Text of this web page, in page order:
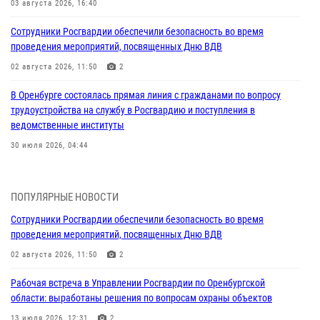
03 августа 2026, 16:40
Сотрудники Росгвардии обеспечили безопасность во время
проведения мероприятий, посвященных Дню ВДВ
02 августа 2026, 11:50 2
В Оренбурге состоялась прямая линия с гражданами по вопросу
трудоустройства на службу в Росгвардию и поступления в
ведомственные институты
30 июля 2026, 04:44
28 июля 2026, 09:41 1
Росгвардейцы обеспечили правопорядок на праздновании Дня
ВМФ в Оренбурге
27 июля 2026, 14:36 2
Росгвардейцы предотвратили трагедию: спасен мужчина в тяжелой
жизненной ситуации (ВИДЕО)
ПОПУЛЯРНЫЕ НОВОСТИ
Сотрудники Росгвардии обеспечили безопасность во время
проведения мероприятий, посвященных Дню ВДВ
02 августа 2026, 11:50 2
Рабочая встреча в Управлении Росгвардии по Оренбургской
области: выработаны решения по вопросам охраны объектов